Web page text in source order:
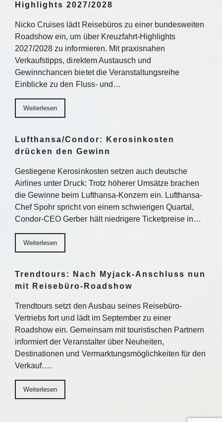
Highlights 2027/2028
Nicko Cruises lädt Reisebüros zu einer bundesweiten
Roadshow ein, um über Kreuzfahrt-Highlights
2027/2028 zu informieren. Mit praxisnahen
Verkaufstipps, direktem Austausch und
Gewinnchancen bietet die Veranstaltungsreihe
Einblicke zu den Fluss- und…
Weiterlesen
Lufthansa/Condor: Kerosinkosten
drücken den Gewinn
Gestiegene Kerosinkosten setzen auch deutsche
Airlines unter Druck: Trotz höherer Umsätze brachen
die Gewinne beim Lufthansa-Konzern ein. Lufthansa-
Chef Spohr spricht von einem schwierigen Quartal,
Condor-CEO Gerber hält niedrigere Ticketpreise in…
Weiterlesen
Trendtours: Nach Myjack-Anschluss nun
mit Reisebüro-Roadshow
Trendtours setzt den Ausbau seines Reisebüro-
Vertriebs fort und lädt im September zu einer
Roadshow ein. Gemeinsam mit touristischen Partnern
informiert der Veranstalter über Neuheiten,
Destinationen und Vermarktungsmöglichkeiten für den
Verkauf….
Weiterlesen